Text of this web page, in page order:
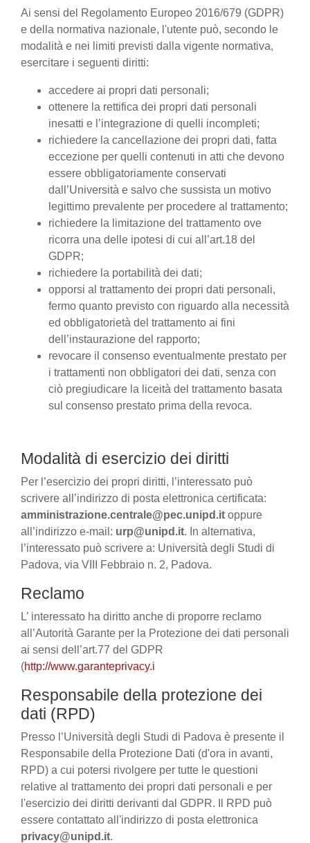
Ai sensi del Regolamento Europeo 2016/679 (GDPR)
e della normativa nazionale, l'utente può, secondo le
modalità e nei limiti previsti dalla vigente normativa,
esercitare i seguenti diritti:
accedere ai propri dati personali;
ottenere la rettifica dei propri dati personali
inesatti e l’integrazione di quelli incompleti;
richiedere la cancellazione dei propri dati, fatta
eccezione per quelli contenuti in atti che devono
essere obbligatoriamente conservati
dall’Università e salvo che sussista un motivo
legittimo prevalente per procedere al trattamento;
richiedere la limitazione del trattamento ove
ricorra una delle ipotesi di cui all’art.18 del
GDPR;
richiedere la portabilità dei dati;
opporsi al trattamento dei propri dati personali,
fermo quanto previsto con riguardo alla necessità
ed obbligatorietà del trattamento ai fini
dell’instaurazione del rapporto;
revocare il consenso eventualmente prestato per
i trattamenti non obbligatori dei dati, senza con
ciò pregiudicare la liceità del trattamento basata
sul consenso prestato prima della revoca.
Modalità di esercizio dei diritti
Per l’esercizio dei propri diritti, l’interessato può
scrivere all’indirizzo di posta elettronica certificata:
amministrazione.centrale@pec.unipd.it oppure
all’indirizzo e-mail: urp@unipd.it. In alternativa,
l’interessato può scrivere a: Università degli Studi di
Padova, via VIII Febbraio n. 2, Padova.
Reclamo
L’ interessato ha diritto anche di proporre reclamo
all’Autorità Garante per la Protezione dei dati personali
ai sensi dell’art.77 del GDPR
(http://www.garanteprivacy.i
Responsabile della protezione dei
dati (RPD)
Presso l’Università degli Studi di Padova è presente il
Responsabile della Protezione Dati (d'ora in avanti,
RPD) a cui potersi rivolgere per tutte le questioni
relative al trattamento dei propri dati personali e per
l'esercizio dei diritti derivanti dal GDPR. Il RPD può
essere contattato all'indirizzo di posta elettronica
privacy@unipd.it.